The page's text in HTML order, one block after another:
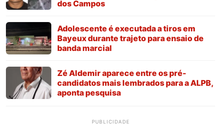
dos Campos
Adolescente é executada a tiros em
Bayeux durante trajeto para ensaio de
banda marcial
Zé Aldemir aparece entre os pré-
candidatos mais lembrados para a ALPB,
aponta pesquisa
PUBLICIDADE